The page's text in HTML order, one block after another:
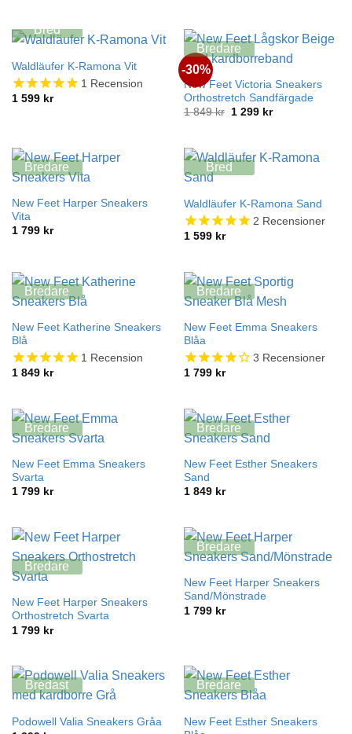
Bred
Waldläufer K-Ramona Vit
1 Recension
1 599 kr
-30%
Bredare
New Feet Victoria Sneakers
Orthostretch Sandfärgade
1 849kr
Det
1
849 kr.
1 299 krDet
1
299 kr.
Bredare
New Feet Harper Sneakers
Vita
1 799 kr
Bred
Waldläufer K-Ramona Sand
2 Recensioner
1 599 kr
Bredare
New Feet Katherine Sneakers
Blå
1 Recension
1 849 kr
Bredare
New Feet Emma Sneakers
Blåa
3 Recensioner
1 799 kr
Bredare
New Feet Emma Sneakers
Svarta
1 799 kr
Bredare
New Feet Esther Sneakers
Sand
1 849 kr
Bredare
New Feet Harper Sneakers
Orthostretch Svarta
1 799 kr
Bredare
New Feet Harper Sneakers
Sand/Mönstrade
1 799 kr
Bredast
Podowell Valia Sneakers Gråa
Bredare
New Feet Esther Sneakers